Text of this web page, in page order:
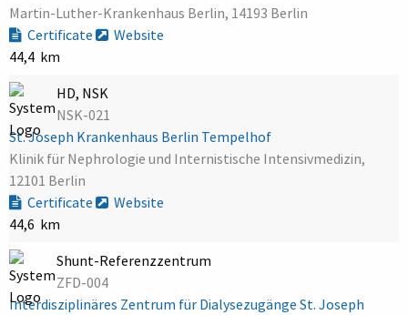
Martin-Luther-Krankenhaus Berlin, 14193 Berlin
Certificate
Website
44,4 km
HD, NSK
NSK-021
St. Joseph Krankenhaus Berlin Tempelhof
Klinik für Nephrologie und Internistische Intensivmedizin,
12101 Berlin
Certificate
Website
44,6 km
Shunt-Referenzzentrum
ZFD-004
Interdisziplinäres Zentrum für Dialysezugänge St. Joseph